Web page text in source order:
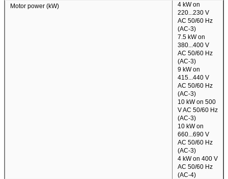
Motor power (kW)
4 kW on
220...230 V
AC 50/60 Hz
(AC-3)
7.5 kW on
380...400 V
AC 50/60 Hz
(AC-3)
9 kW on
415...440 V
AC 50/60 Hz
(AC-3)
10 kW on 500
V AC 50/60 Hz
(AC-3)
10 kW on
660...690 V
AC 50/60 Hz
(AC-3)
4 kW on 400 V
AC 50/60 Hz
(AC-4)